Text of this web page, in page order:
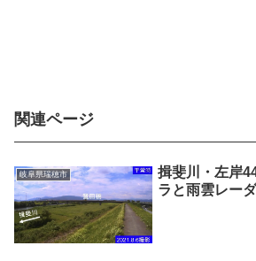
関連ページ
岐阜県瑞穂市
揖斐川・左岸
ラと雨雲レー